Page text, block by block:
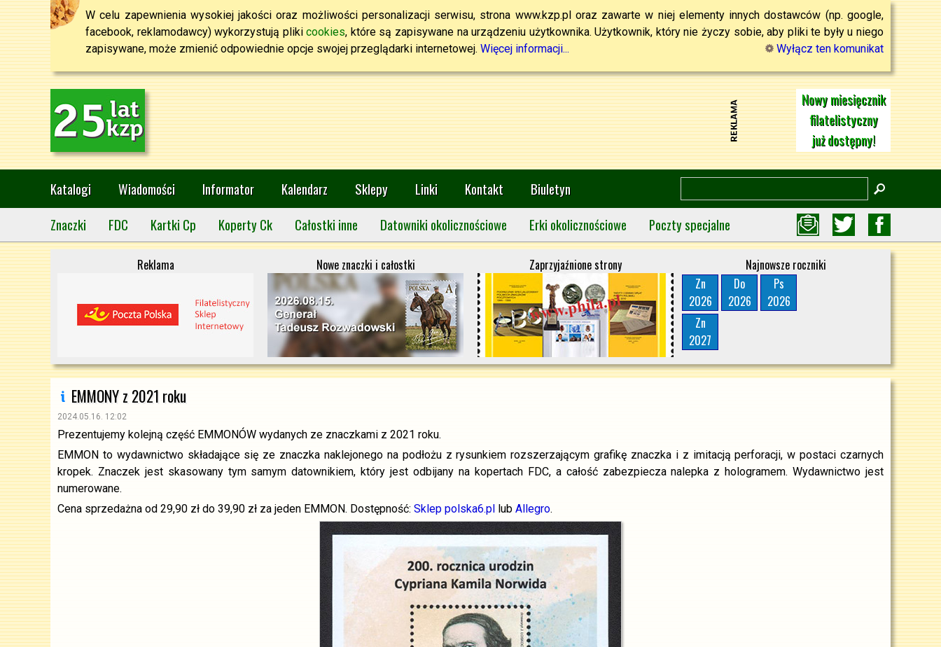
W celu zapewnienia wysokiej jakości oraz możliwości personalizacji serwisu, strona www.kzp.pl oraz zawarte w niej elementy innych dostawców (np. google,
facebook, reklamodawcy) wykorzystują plikicookies, które są zapisywane na urządzeniu użytkownika. Użytkownik, który nie życzy sobie, aby pliki te były u niego
zapisywane, może zmienić odpowiednie opcje swojej przeglądarki internetowej. Więcej informacji... Wyłącz ten komunikat
Nowy miesięcznik
filatelistyczny
już dostępny!
Katalogi Wiadomości Informator Kalendarz Sklepy Linki Kontakt
Biuletyn
Znaczki
FDC Kartki Cp Koperty Ck Całostki inne Datowniki okolicznościowe Erki okolicznościowe Poczty specjalne
Reklama Nowe znaczki i całostki Zaprzyjaźnione strony
Najnowsze roczniki
Zn
2026
Do
2026
Ps
2026
Zn
2027
EMMONY z 2021 roku
2024.05.16. 12:02
Prezentujemy kolejną część EMMONÓW wydanych ze znaczkami z 2021 roku.
EMMON to wydawnictwo składające się ze znaczka naklejonego na podłożu z rysunkiem rozszerzającym grafikę znaczka i z imitacją perforacji, w postaci czarnych
kropek. Znaczek jest skasowany tym samym datownikiem, który jest odbijany na kopertach FDC, a całość zabezpiecza nalepka z hologramem. Wydawnictwo jest
numerowane.
Cena sprzedażna od 29,90 zł do 39,90 zł za jeden EMMON. Dostępność: Sklep polska6.pl lub Allegro.